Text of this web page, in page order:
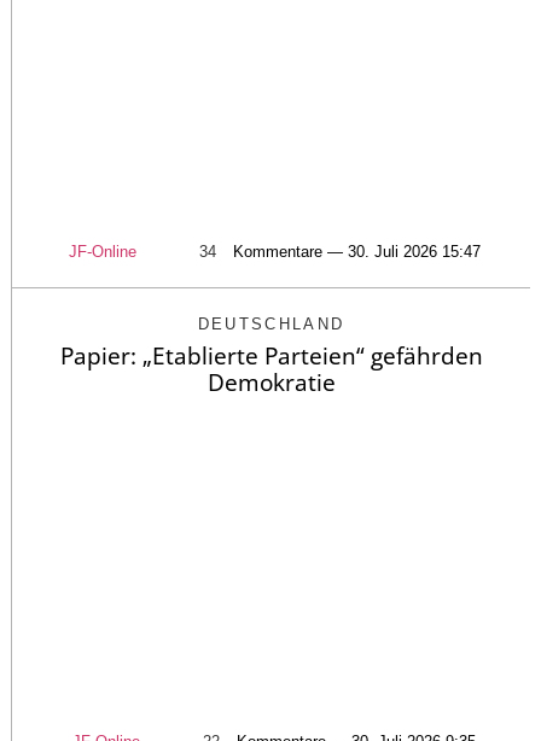
JF-Online 34 Kommentare — 30. Juli 2026 15:47
DEUTSCHLAND
Papier: „Etablierte Parteien“ gefährden
Demokratie